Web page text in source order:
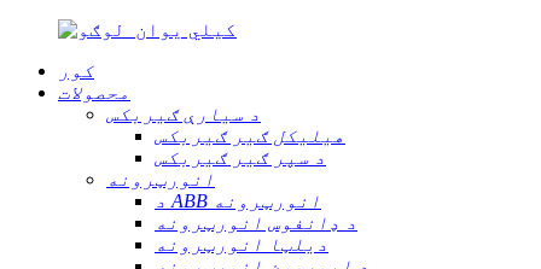
کور
محصولات
د سیارې ګیربکس
هیلیکل ګیر ګیربکس
د سپر ګیر ګیربکس
انورټرونه
د ABB انورټرونه
د ډانفوس انورټرونه
دیلټا انورټرونه